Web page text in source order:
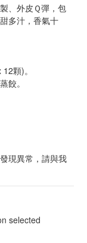
、外皮Ｑ彈，包
多汁，香氣十
顆)。
餃。
現異常，請與我
selected